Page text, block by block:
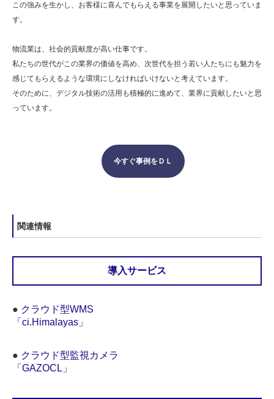
この強みを生かし、お客様に喜んでもらえる事業を展開したいと思っていま
す。
物流業は、社会的貢献度が高い仕事です。
私たちの世代がこの業界の価値を高め、次世代を担う若い人たちにも魅力を
感じてもらえるような環境にしなければいけないと考えています。
そのために、デジタル技術の活用も積極的に進めて、業界に貢献したいと思
っています。
今すぐ事例をＤＬ
関連情報
導入サービス
● クラウド型WMS
「ci.Himalayas」
● クラウド型監視カメラ
「GAZOCL」